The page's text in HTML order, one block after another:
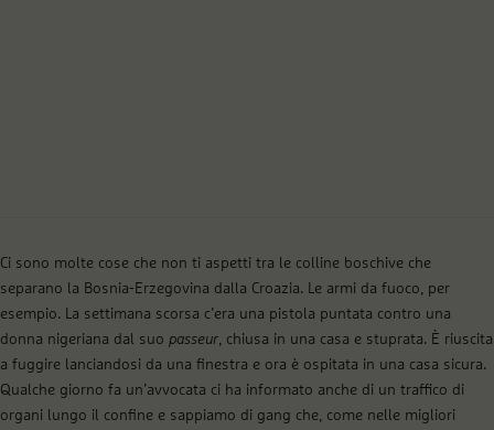
Ci sono molte cose che non ti aspetti tra le colline boschive che
separano la Bosnia-Erzegovina dalla Croazia. Le armi da fuoco, per
esempio. La settimana scorsa c’era una pistola puntata contro una
donna nigeriana dal suo passeur , chiusa in una casa e stuprata. È riuscita
a fuggire lanciandosi da una finestra e ora è ospitata in una casa sicura.
Qualche giorno fa un’avvocata ci ha informato anche di un traffico di
organi lungo il confine e sappiamo di gang che, come nelle migliori